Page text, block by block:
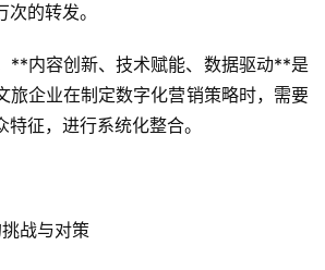
的转发。
**内容创新、技术赋能、数据驱动**是
旅企业在制定数字化营销策略时，需要
征，进行系统化整合。
战与对策